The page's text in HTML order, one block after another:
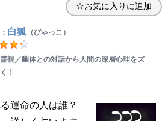
☆お気に入りに追加
白狐（びゃっこ）
視／幽体との対話から人間の深層心理をズ
！
運命の人は誰？